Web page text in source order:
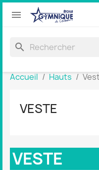

search
Accueil Hauts
VESTE
VESTE